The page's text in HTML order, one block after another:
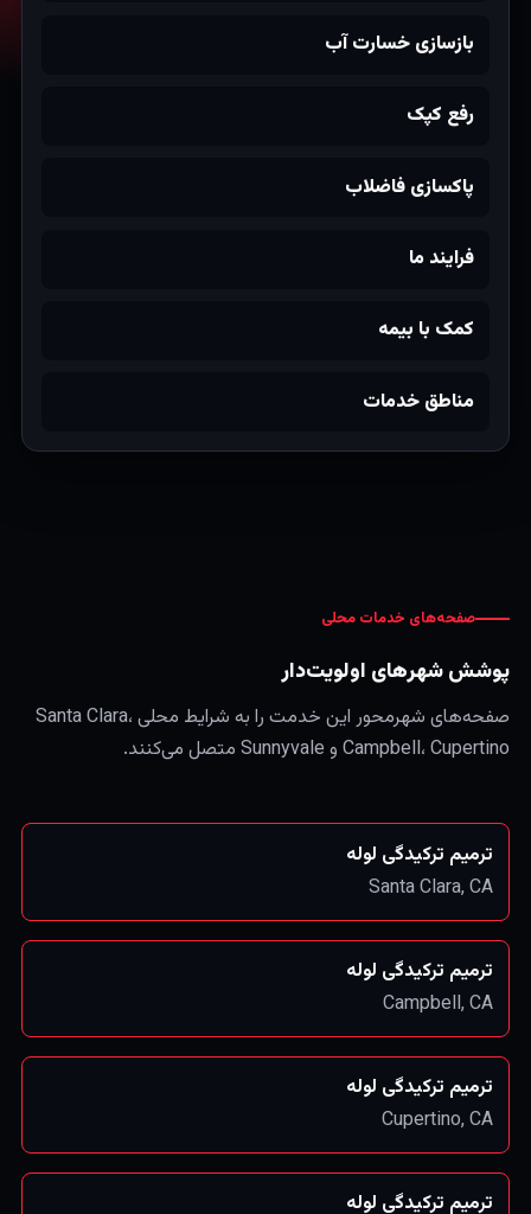
بازسازی خسارت آب
رفع کپک
پاکسازی فاضلاب
فرایند ما
کمک با بیمه
مناطق خدمات
صفحه‌های خدمات محلی
پوشش شهرهای اولویت‌دار
صفحه‌های شهرمحور این خدمت را به شرایط محلی Santa Clara،
Campbell، Cupertino و Sunnyvale متصل می‌کنند.
ترمیم ترکیدگی لوله
Santa Clara, CA
ترمیم ترکیدگی لوله
Campbell, CA
ترمیم ترکیدگی لوله
Cupertino, CA
ترمیم ترکیدگی لوله